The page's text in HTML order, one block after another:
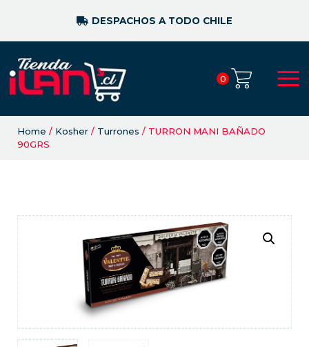
DESPACHOS A TODO CHILE
0
Home / Kosher / Turrones / TURRON MANI BAÑADO
90GRS